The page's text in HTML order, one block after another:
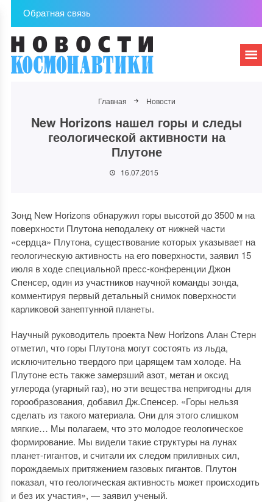
Обратная связь
Главная Новости
New Horizons нашел горы и следы
геологической активности на
Плутоне
16.07.2015
Зонд New Horizons обнаружил горы высотой до 3500 м на
поверхности Плутона неподалеку от нижней части
«сердца» Плутона, существование которых указывает на
геологическую активность на его поверхности, заявил 15
июля в ходе специальной пресс-конференции Джон
Спенсер, один из участников научной команды зонда,
комментируя первый детальный снимок поверхности
карликовой занептунной планеты.
Научный руководитель проекта New Horizons Алан Стерн
отметил, что горы Плутона могут состоять из льда,
исключительно твердого при царящем там холоде. На
Плутоне есть также замерзший азот, метан и оксид
углерода (угарный газ), но эти вещества непригодны для
горообразования, добавил Дж.Спенсер. «Горы нельзя
сделать из такого материала. Они для этого слишком
мягкие… Мы полагаем, что это молодое геологическое
формирование. Мы видели такие структуры на лунах
планет-гигантов, и считали их следом приливных сил,
порождаемых притяжением газовых гигантов. Плутон
показал, что геологическая активность может происходить
и без их участия», — заявил ученый.